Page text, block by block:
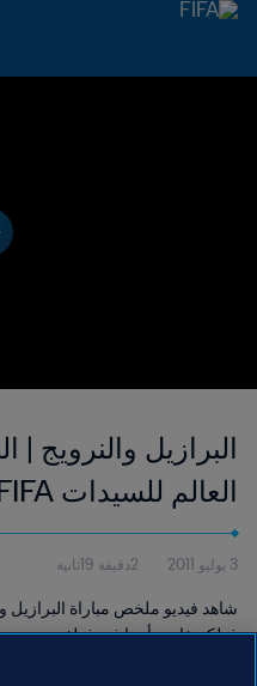
ملخص
3 يوليو 2011 2دقيقة 19ثانية
شاهد فيديو ملخص مباراة
فولكسفاجن أرينا في فولفسبورج يوم الأحد ٣